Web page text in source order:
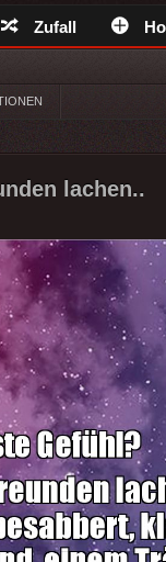
Zufall
lachen..